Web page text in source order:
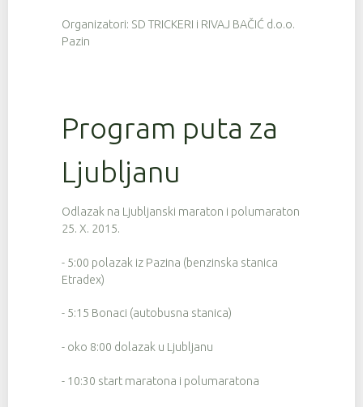
Organizatori: SD TRICKERI i RIVAJ BAČIĆ d.o.o.
Pazin
Program puta za
Ljubljanu
Odlazak na Ljubljanski maraton i polumaraton
25. X. 2015.
- 5:00 polazak iz Pazina (benzinska stanica
Etradex)
- 5:15 Bonaci (autobusna stanica)
- oko 8:00 dolazak u Ljubljanu
- 10:30 start maratona i polumaratona